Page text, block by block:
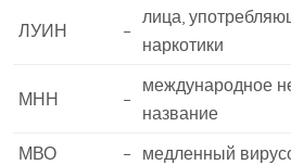
ЛУИН –
лица,
наркотики
МНН –
международное
название
МВО
– медленный